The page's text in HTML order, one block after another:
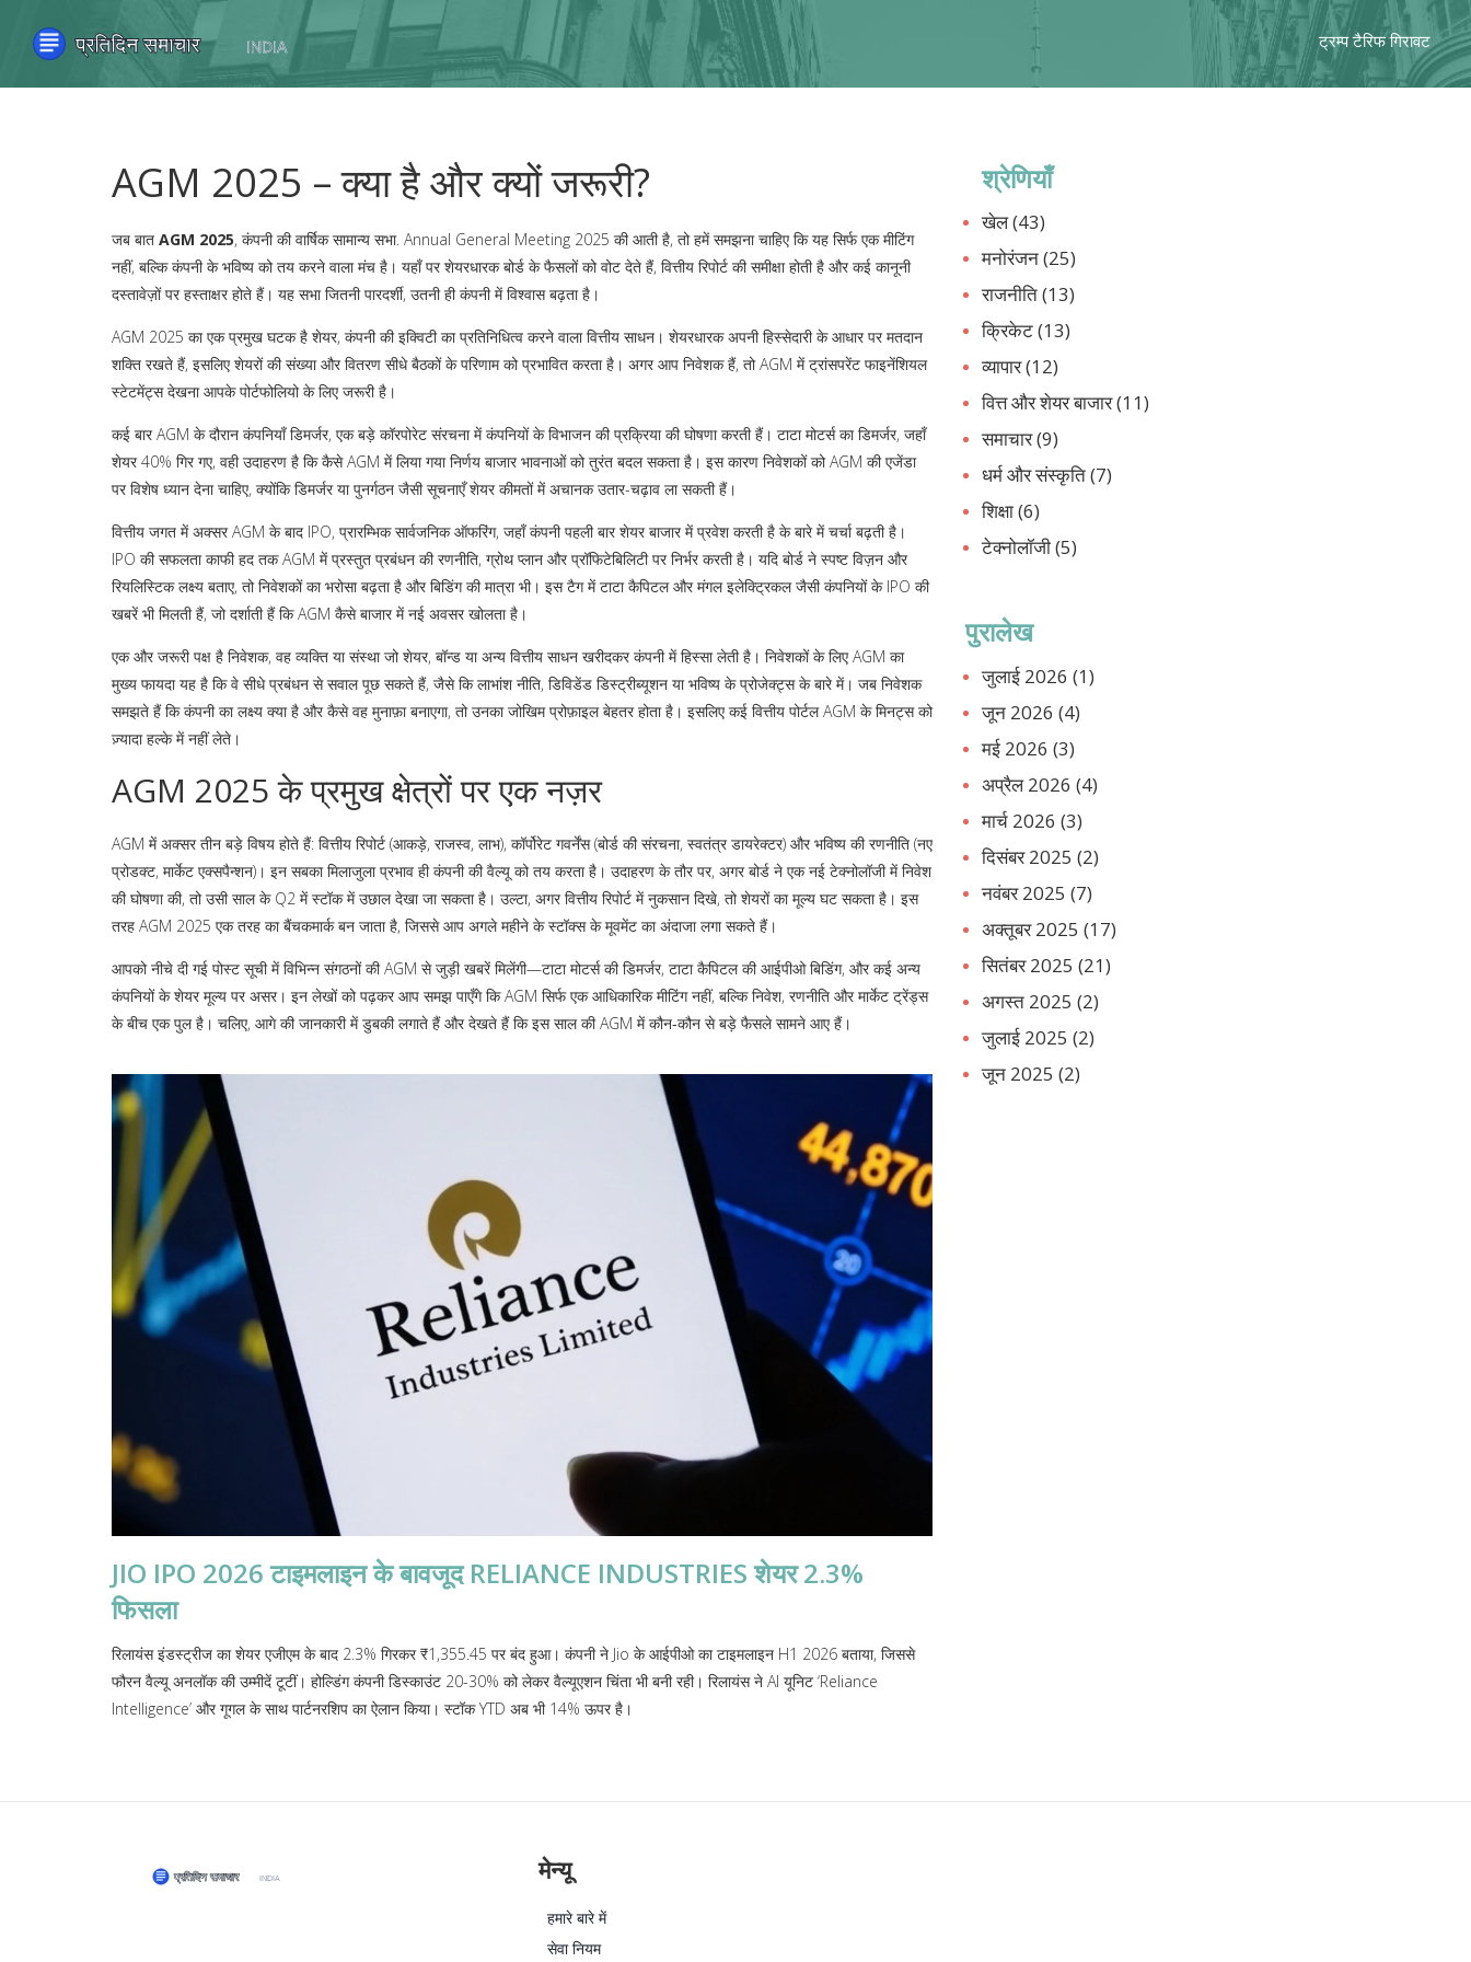
ट्रम्प टैरिफ गिरावट
AGM 2025 – क्या है और क्यों जरूरी?
जब बात AGM 2025, कंपनी की वार्षिक सामान्य सभा. Annual General Meeting 2025 की आती है, तो हमें समझना चाहिए कि यह सिर्फ एक मीटिंग
नहीं, बल्कि कंपनी के भविष्य को तय करने वाला मंच है। यहाँ पर शेयरधारक बोर्ड के फैसलों को वोट देते हैं, वित्तीय रिपोर्ट की समीक्षा होती है और कई कानूनी
दस्तावेज़ों पर हस्ताक्षर होते हैं। यह सभा जितनी पारदर्शी, उतनी ही कंपनी में विश्वास बढ़ता है।
AGM 2025 का एक प्रमुख घटक है शेयर, कंपनी की इक्विटी का प्रतिनिधित्व करने वाला वित्तीय साधन । शेयरधारक अपनी हिस्सेदारी के आधार पर मतदान
शक्ति रखते हैं, इसलिए शेयरों की संख्या और वितरण सीधे बैठकों के परिणाम को प्रभावित करता है। अगर आप निवेशक हैं, तो AGM में ट्रांसपरेंट फाइनेंशियल
स्टेटमेंट्स देखना आपके पोर्टफोलियो के लिए जरूरी है।
कई बार AGM के दौरान कंपनियाँडिमर्जर, एक बड़े कॉरपोरेट संरचना में कंपनियों के विभाजन की प्रक्रियाकी घोषणा करती हैं। टाटा मोटर्स का डिमर्जर, जहाँ
शेयर 40% गिर गए, वही उदाहरण है कि कैसे AGM में लिया गया निर्णय बाजार भावनाओं को तुरंत बदल सकता है। इस कारण निवेशकों को AGM की एजेंडा
पर विशेष ध्यान देना चाहिए, क्योंकि डिमर्जर या पुनर्गठन जैसी सूचनाएँ शेयर कीमतों में अचानक उतार-चढ़ाव ला सकती हैं।
वित्तीय जगत में अक्सर AGM के बाद IPO, प्रारम्भिक सार्वजनिक ऑफरिंग, जहाँ कंपनी पहली बार शेयर बाजार में प्रवेश करती है के बारे में चर्चा बढ़ती है।
IPO की सफलता काफी हद तक AGM में प्रस्तुत प्रबंधन की रणनीति, ग्रोथ प्लान और प्रॉफिटेबिलिटी पर निर्भर करती है। यदि बोर्ड ने स्पष्ट विज़न और
रियलिस्टिक लक्ष्य बताए, तो निवेशकों का भरोसा बढ़ता है और बिडिंग की मात्रा भी। इस टैग में टाटा कैपिटल और मंगल इलेक्ट्रिकल जैसी कंपनियों के IPO की
खबरें भी मिलती हैं, जो दर्शाती हैं कि AGM कैसे बाजार में नई अवसर खोलता है।
एक और जरूरी पक्ष है निवेशक, वह व्यक्ति या संस्था जो शेयर, बॉन्ड या अन्य वित्तीय साधन खरीदकर कंपनी में हिस्सा लेती है । निवेशकों के लिए AGM का
मुख्य फायदा यह है कि वे सीधे प्रबंधन से सवाल पूछ सकते हैं, जैसे कि लाभांश नीति, डिविडेंड डिस्ट्रीब्यूशन या भविष्य के प्रोजेक्ट्स के बारे में। जब निवेशक
समझते हैं कि कंपनी का लक्ष्य क्या है और कैसे वह मुनाफ़ा बनाएगा, तो उनका जोखिम प्रोफ़ाइल बेहतर होता है। इसलिए कई वित्तीय पोर्टल AGM के मिनट्स को
ज़्यादा हल्के में नहीं लेते।
AGM 2025 के प्रमुख क्षेत्रों पर एक नज़र
AGM में अक्सर तीन बड़े विषय होते हैं: वित्तीय रिपोर्ट (आकड़े, राजस्व, लाभ), कॉर्पोरेट गवर्नेंस (बोर्ड की संरचना, स्वतंत्र डायरेक्टर) और भविष्य की रणनीति (नए
प्रोडक्ट, मार्केट एक्सपैन्शन)। इन सबका मिलाजुला प्रभाव ही कंपनी की वैल्यू को तय करता है। उदाहरण के तौर पर, अगर बोर्ड ने एक नई टेक्नोलॉजी में निवेश
की घोषणा की, तो उसी साल के Q2 में स्टॉक में उछाल देखा जा सकता है। उल्टा, अगर वित्तीय रिपोर्ट में नुकसान दिखे, तो शेयरों का मूल्य घट सकता है। इस
तरह AGM 2025 एक तरह का बैंचकमार्क बन जाता है, जिससे आप अगले महीने के स्टॉक्स के मूवमेंट का अंदाजा लगा सकते हैं।
आपको नीचे दी गई पोस्ट सूची में विभिन्न संगठनों की AGM से जुड़ी खबरें मिलेंगी—टाटा मोटर्स की डिमर्जर, टाटा कैपिटल की आईपीओ बिडिंग, और कई अन्य
कंपनियों के शेयर मूल्य पर असर। इन लेखों को पढ़कर आप समझ पाएँगे कि AGM सिर्फ एक आधिकारिक मीटिंग नहीं, बल्कि निवेश, रणनीति और मार्केट ट्रेंड्स
के बीच एक पुल है। चलिए, आगे की जानकारी में डुबकी लगाते हैं और देखते हैं कि इस साल की AGM में कौन‑कौन से बड़े फैसले सामने आए हैं।
JIO IPO 2026 टाइमलाइन के बावजूद RELIANCE INDUSTRIES शेयर 2.3%
फिसला
रिलायंस इंडस्ट्रीज का शेयर एजीएम के बाद 2.3% गिरकर ₹1,355.45 पर बंद हुआ। कंपनी ने Jio के आईपीओ का टाइमलाइन H1 2026 बताया, जिससे
फौरन वैल्यू अनलॉक की उम्मीदें टूटीं। होल्डिंग कंपनी डिस्काउंट 20-30% को लेकर वैल्यूएशन चिंता भी बनी रही। रिलायंस ने AI यूनिट ‘Reliance
Intelligence’ और गूगल के साथ पार्टनरशिप का ऐलान किया। स्टॉक YTD अब भी 14% ऊपर है।
श्रेणियाँ
खेल(43)
मनोरंजन(25)
राजनीति(13)
क्रिकेट(13)
व्यापार(12)
वित्त और शेयर बाजार(11)
समाचार(9)
धर्म और संस्कृति(7)
शिक्षा(6)
टेक्नोलॉजी(5)
पुरालेख
जुलाई 2026 (1)
जून 2026 (4)
मई 2026 (3)
अप्रैल 2026 (4)
मार्च 2026 (3)
दिसंबर 2025 (2)
नवंबर 2025 (7)
अक्तूबर 2025 (17)
सितंबर 2025 (21)
अगस्त 2025 (2)
जुलाई 2025 (2)
जून 2025 (2)
मेन्यू
हमारे बारे में
सेवा नियम